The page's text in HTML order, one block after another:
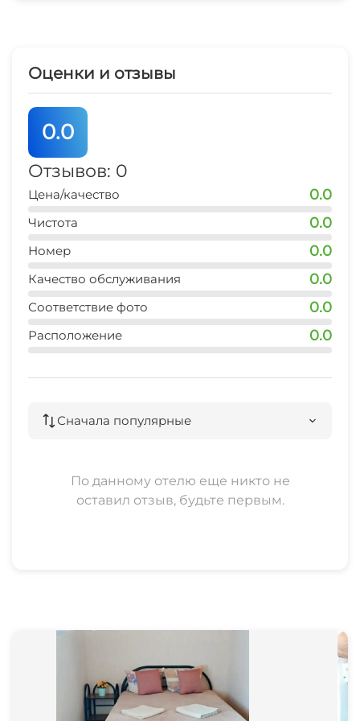
5 мин
5 мин
дельфинарий
Оценки и отзывы
0.0
Отзывов: 0
Цена/качество 0.0
Чистота 0.0
Номер 0.0
Качество обслуживания 0.0
Соответствие фото 0.0
Расположение 0.0
Сначала популярные
По данному отелю еще никто не
оставил отзыв, будьте первым.